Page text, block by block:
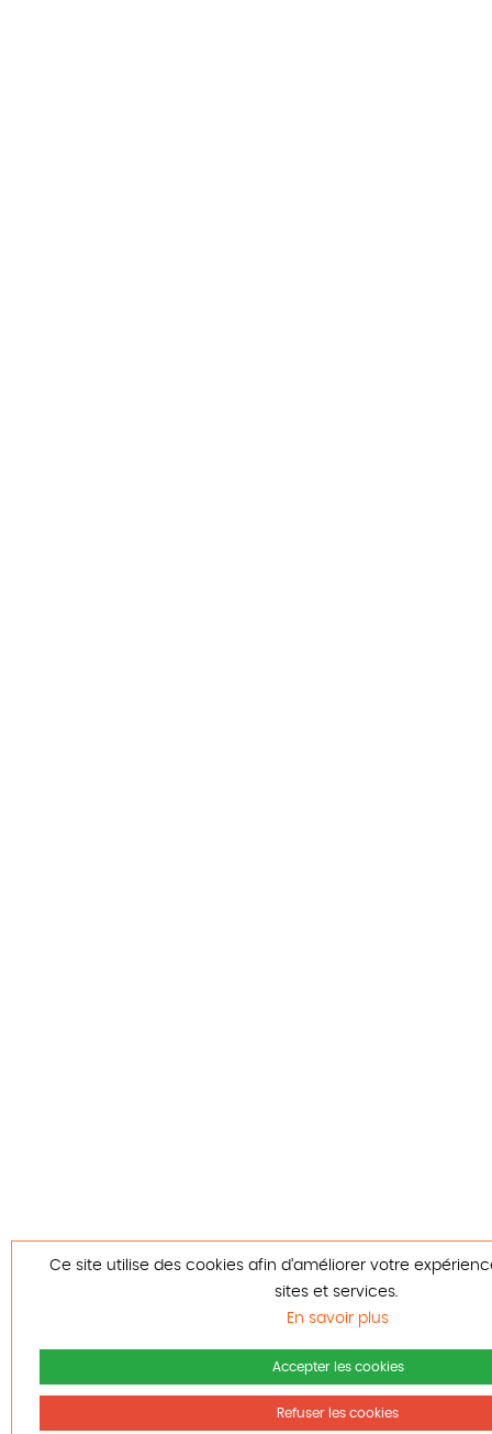
Ce site utilise des cookies afin d’améliorer votre
sites et services.
En savoir plus
Accepter les cookies
Refuser les cookies